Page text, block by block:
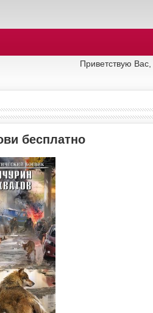
Приветствую Вас,
бесплатно